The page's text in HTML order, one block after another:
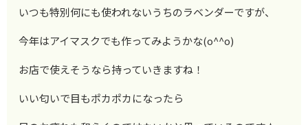
いつも特別何にも使われないうちのラベンダーですが、
今年はアイマスクでも作ってみようかな(o^^o)
お店で使えそうなら持っていきますね！
いい匂いで目もポカポカになったら